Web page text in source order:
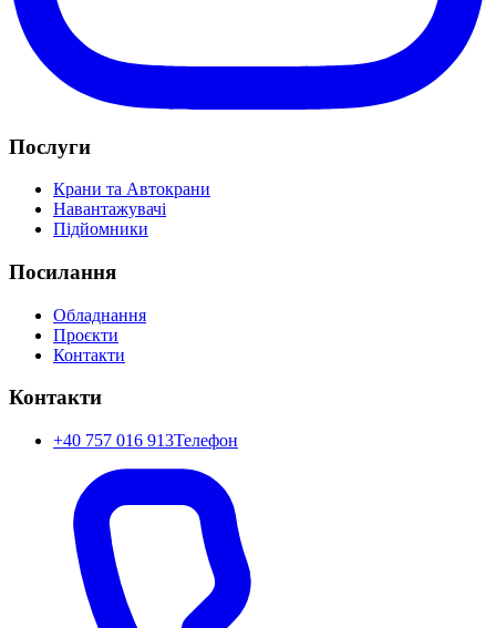
Послуги
Крани та Автокрани
Навантажувачі
Підйомники
Посилання
Обладнання
Проєкти
Контакти
Контакти
+40 757 016 913Телефон